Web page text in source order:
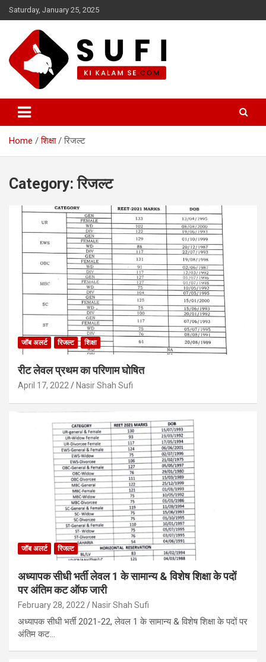
Skip
to
Saturday, January 25, 2025
सूफी की कलम से
Home शिक्षा रिजल्ट
Category:रिजल्ट
जॉब अलर्ट रिजल्ट शिक्षा
रीट लेवल प्रथम का परिणाम घोषित
April 17, 2022 Nasir Shah Sufi
जॉब अलर्ट रिजल्ट
अध्यापक सीधी भर्ती लेवल 1 के सामान्य & विशेष शिक्षा के पदों
पर अंतिम कट ऑफ जारी
February 28, 2022 Nasir Shah Sufi
अध्यापक सीधी भर्ती 2021-22, लेवल 1 के सामान्य & विशेष शिक्षा के पदों पर
अंतिम कट…